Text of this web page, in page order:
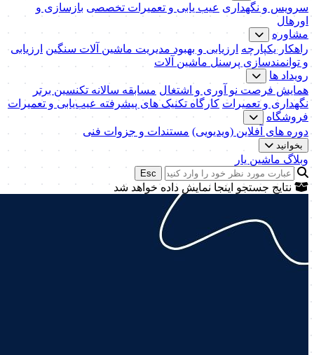
سرویس و نگهداری عیب یابی و تعمیرات تخصصی بازسازی و
اورهال
مشاوره
راهکار یکپارچه ارزیابی و بهبود مدیریت ماشین آلات سنگین ارزیابی
و توانمندسازی پرسنل ماشین آلات
رویداد ها
همایش فرصت نو آوری و اشتغال مسابقه سالانه تکنسین برتر
نگهداری و تعمیرات کارگاه تکنیک‌ های پیشرفته عیب‌یابی و تعمیرات
فروشگاه
دوره های آفلاین (ویدیویی) مستندات و جزوات فنی
بخوانید
وبلاگ ماشین یار
Esc
نتایج جستجو اینجا نمایش داده خواهد شد